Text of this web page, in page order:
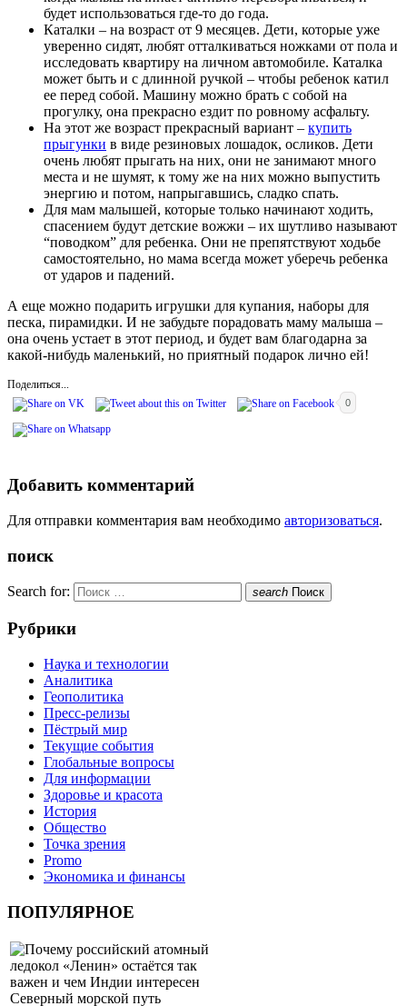
будет использоваться где-то до года.
Каталки – на возраст от 9 месяцев. Дети, которые уже
уверенно сидят, любят отталкиваться ножками от пола и
исследовать квартиру на личном автомобиле. Каталка
может быть и с длинной ручкой – чтобы ребенок катил
ее перед собой. Машину можно брать с собой на
прогулку, она прекрасно ездит по ровному асфальту.
На этот же возраст прекрасный вариант – купить
прыгунки в виде резиновых лошадок, осликов. Дети
очень любят прыгать на них, они не занимают много
места и не шумят, к тому же на них можно выпустить
энергию и потом, напрыгавшись, сладко спать.
Для мам малышей, которые только начинают ходить,
спасением будут детские вожжи – их шутливо называют
“поводком” для ребенка. Они не препятствуют ходьбе
самостоятельно, но мама всегда может уберечь ребенка
от ударов и падений.
А еще можно подарить игрушки для купания, наборы для
песка, пирамидки. И не забудьте порадовать маму малыша –
она очень устает в этот период, и будет вам благодарна за
какой-нибудь маленький, но приятный подарок лично ей!
Поделиться...
0
Добавить комментарий
Для отправки комментария вам необходимо авторизоваться.
поиск
Search for: search Поиск
Рубрики
Наука и технологии
Аналитика
Геополитика
Пресс-релизы
Пёстрый мир
Текущие события
Глобальные вопросы
Для информации
Здоровье и красота
История
Общество
Точка зрения
Promo
Экономика и финансы
ПОПУЛЯРНОЕ